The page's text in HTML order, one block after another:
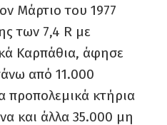
Μάρτιο του 1977
των 7,4 R με
Καρπάθια, άφησε
από 11.000
προπολεμικά κτήρια
και άλλα 35.000 μη